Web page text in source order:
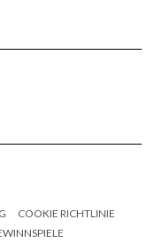
COOKIE RICHTLINIE